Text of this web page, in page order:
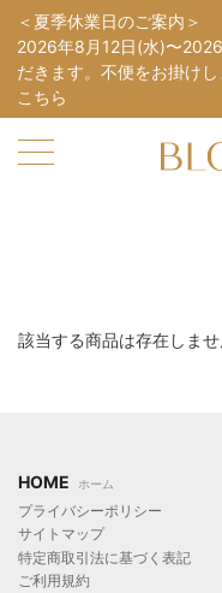
夏季休業日のご案内
2026年8月12日(水)〜
だきます。不便をお掛け
こちら
該当する商品は存在しませ
HOME ホーム
プライバシーポリシー
サイトマップ
特定商取引法に基づく表記
ご利用規約